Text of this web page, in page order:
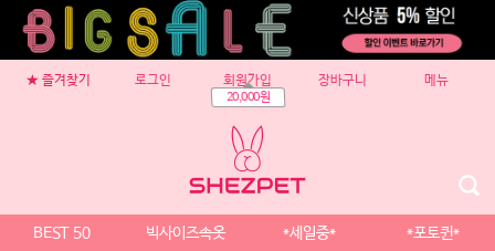
★ 즐겨찾기 로그인 회원가입
20,000원
장바구니 메뉴
BEST 50 빅사이즈속옷 *세일중* *포토퀸*